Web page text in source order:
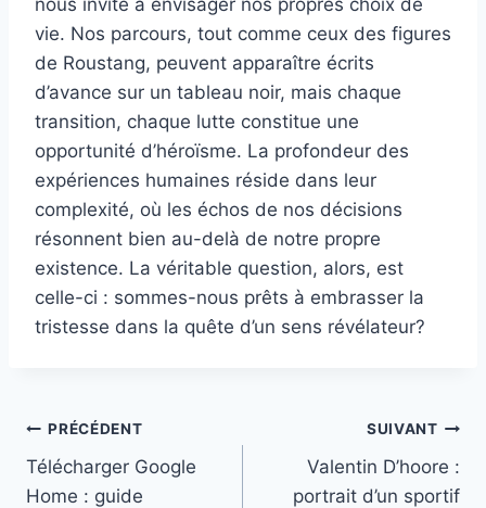
vie. Nos parcours, tout comme ceux des figures
de Roustang, peuvent apparaître écrits
d’avance sur un tableau noir, mais chaque
transition, chaque lutte constitue une
opportunité d’héroïsme. La profondeur des
expériences humaines réside dans leur
complexité, où les échos de nos décisions
résonnent bien au-delà de notre propre
existence. La véritable question, alors, est
celle-ci : sommes-nous prêts à embrasser la
tristesse dans la quête d’un sens révélateur?
Navigation
de
PRÉCÉDENT
Télécharger Google
Home : guide
SUIVANT
Valentin D’hoore :
portrait d’un sportif